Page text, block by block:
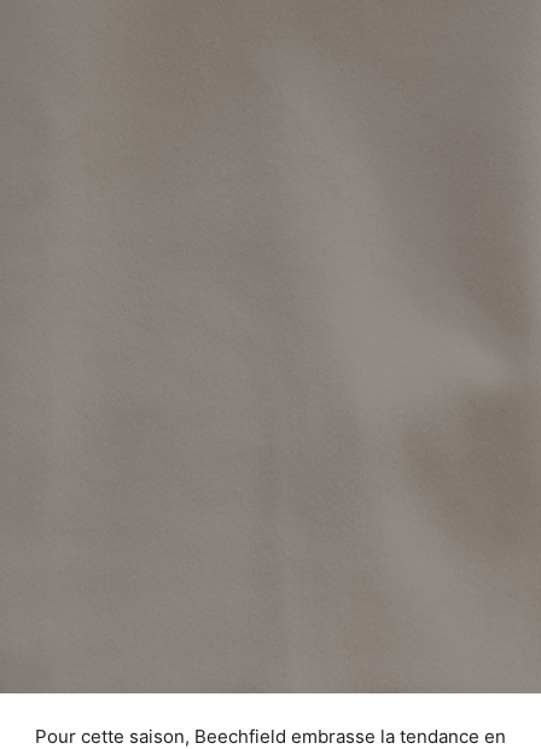
Pour cette saison, Beechfield embrasse la tendance en